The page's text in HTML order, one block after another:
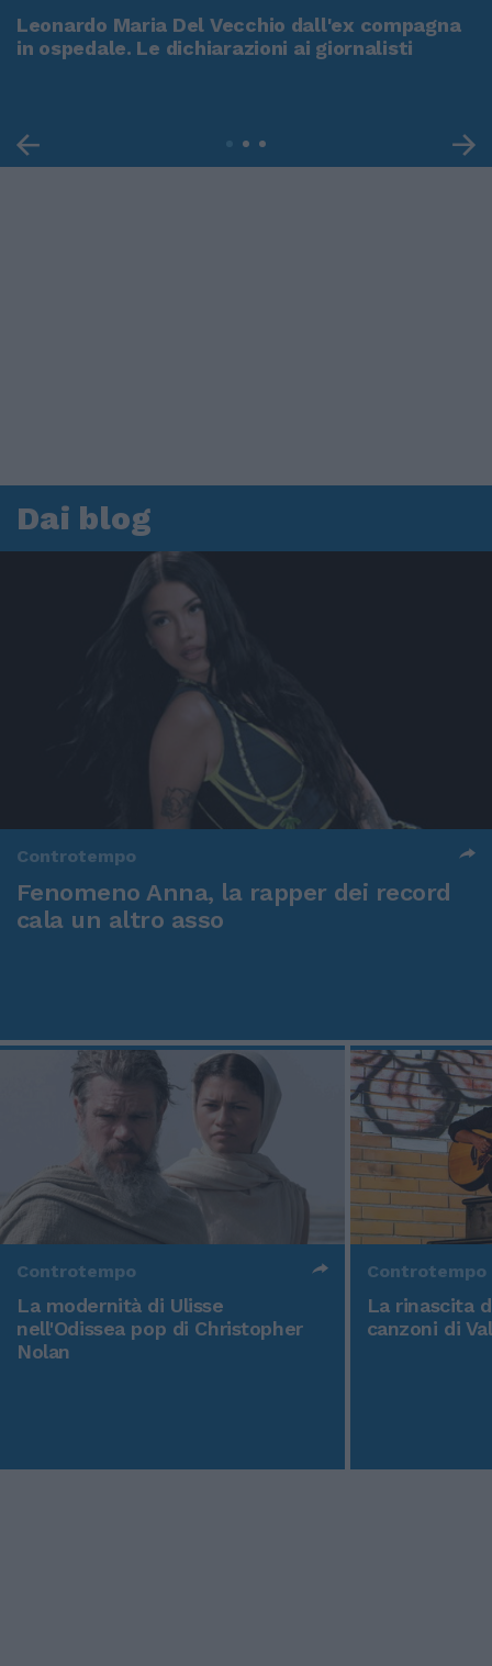
Leonardo Maria Del Vecchio dall'ex compagna
in ospedale. Le dichiarazioni ai giornalisti
Dai blog
Controtempo
Fenomeno Anna, la rapper dei record
cala un altro asso
Controtempo
La modernità di Ulisse
nell'Odissea pop di Christopher
Nolan
Controtempo
La rinascita
canzoni di